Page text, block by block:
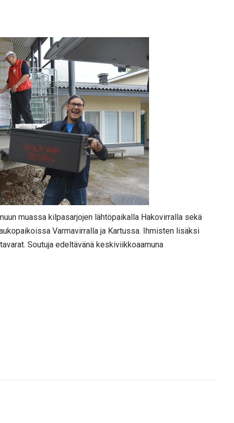
muassa kilpasarjojen lähtöpaikalla Hakovirralla sekä
Varmavirralla ja Kartussa. Ihmisten lisäksi
Soutuja edeltävänä keskiviikkoaamuna